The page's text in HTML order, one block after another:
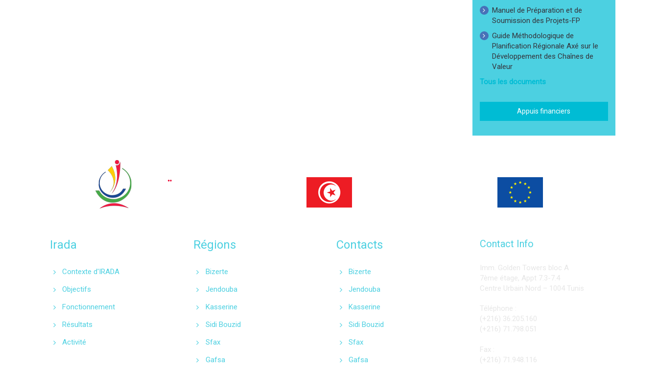
Manuel de Préparation et de
Soumission des Projets-FP
Guide Méthodologique de
Planification Régionale Axé sur le
Développement des Chaînes de
Valeur
Tous les documents
Appuis financiers
Irada
Contexte d'IRADA
Objectifs
Fonctionnement
Résultats
Activité
Régions
Bizerte
Jendouba
Kasserine
Sidi Bouzid
Sfax
Gafsa
Contacts
Bizerte
Jendouba
Kasserine
Sidi Bouzid
Sfax
Gafsa
Contact Info
Imm. Golden Towers bloc A
7ème étage, Appt 7.3-7.4
Centre Urbain Nord – 1004 Tunis
Téléphone :
(+216) 36.205.160
(+216) 71.798.051
Fax :
(+216) 71.948.116